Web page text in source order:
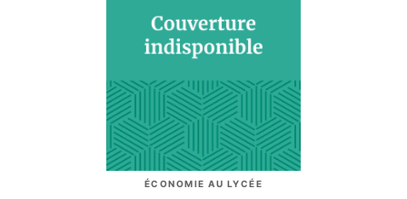
ÉCONOMIE AU LYCÉE